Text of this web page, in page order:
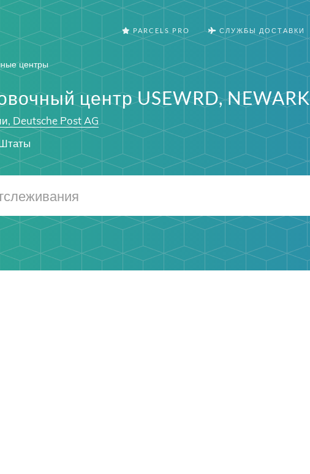
PARCELS PRO СЛУЖБЫ ДОСТАВКИ
центры
центр USEWRD,
Deutsche Post AG